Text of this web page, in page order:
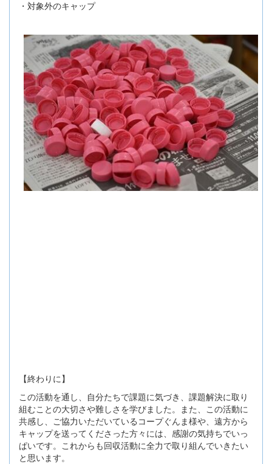
・対象外のキャップ
【終わりに】
この活動を通し、自分たちで課題に気づき、課題解決に取り
組むことの大切さや難しさを学びました。また、この活動に
共感し、ご協力いただいているコープぐんま様や、遠方から
キャップを送ってくださった方々には、感謝の気持ちでいっ
ぱいです。これからも回収活動に全力で取り組んでいきたい
と思います。